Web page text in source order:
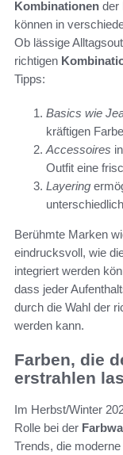
Kombinationen der
können in
Ob lässige
richtigen
Tipps:
Basics wie
kräftigen
Accessoires
Outfit eine
Layering
Berühmte Marken
eindrucksvoll, wie
integriert werden
dass jeder
durch die Wahl der
werden kann.
Farben, die
erstrahlen
Im Herbst/Winter
Rolle bei der
Trends, die